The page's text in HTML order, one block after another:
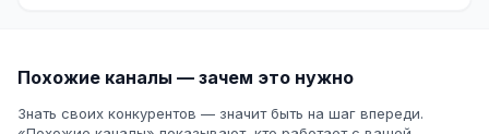
Похожие каналы — зачем это нужно
Знать своих конкурентов — значит быть на шаг впереди.